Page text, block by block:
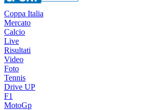
Coppa Italia
Mercato
Calcio
Live
Risultati
Video
Foto
Tennis
Drive UP
F1
MotoGp